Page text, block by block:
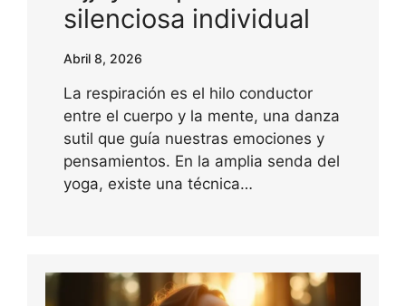
silenciosa individual
Abril 8, 2026
La respiración es el hilo conductor
entre el cuerpo y la mente, una danza
sutil que guía nuestras emociones y
pensamientos. En la amplia senda del
yoga, existe una técnica…